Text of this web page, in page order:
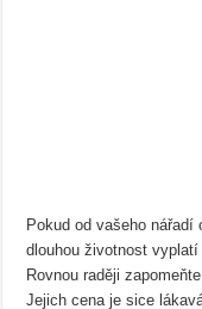
Pokud od vašeho
dlouhou životnost
Rovnou raději
Jejich cena je sice